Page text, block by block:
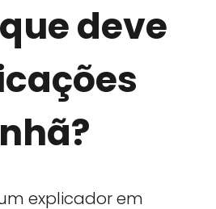
deve
explicador em